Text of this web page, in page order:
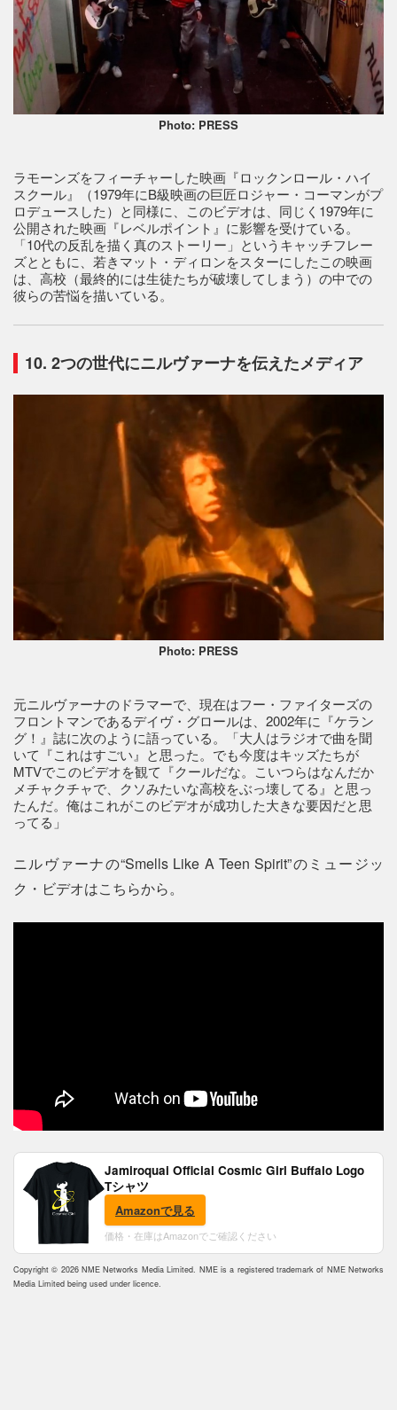
Photo: PRESS
ラモーンズをフィーチャーした映画『ロックンロール・ハイ
スクール』（1979年にB級映画の巨匠ロジャー・コーマンがプ
ロデュースした）と同様に、このビデオは、同じく1979年に
公開された映画『レベルポイント』に影響を受けている。
「10代の反乱を描く真のストーリー」というキャッチフレー
ズとともに、若きマット・ディロンをスターにしたこの映画
は、高校（最終的には生徒たちが破壊してしまう）の中での
彼らの苦悩を描いている。
10. 2つの世代にニルヴァーナを伝えたメディア
Photo: PRESS
元ニルヴァーナのドラマーで、現在はフー・ファイターズの
フロントマンであるデイヴ・グロールは、2002年に『ケラン
グ！』誌に次のように語っている。「大人はラジオで曲を聞
いて『これはすごい』と思った。でも今度はキッズたちが
MTVでこのビデオを観て『クールだな。こいつらはなんだか
メチャクチャで、クソみたいな高校をぶっ壊してる』と思っ
たんだ。俺はこれがこのビデオが成功した大きな要因だと思
ってる」
ニルヴァーナの“Smells Like A Teen Spirit”のミュージッ
ク・ビデオはこちらから。
Jamiroquai Official Cosmic Girl Buffalo Logo
Tシャツ
Amazonで見る
価格・在庫はAmazonでご確認ください
Copyright © 2026 NME Networks Media Limited. NME is a registered trademark of NME Networks
Media Limited being used under licence.